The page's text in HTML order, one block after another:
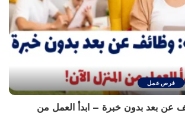
فرص عمل
عن بعد بدون خبرة – ابدأ العمل من